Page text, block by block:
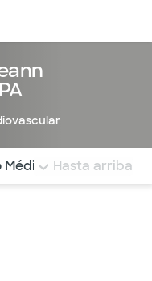
rápidamente a
Médico COMENTARIOS
Hasta arriba